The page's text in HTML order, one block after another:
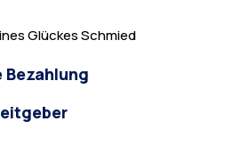
Glückes Schmied